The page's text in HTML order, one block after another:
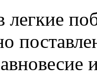
легкие